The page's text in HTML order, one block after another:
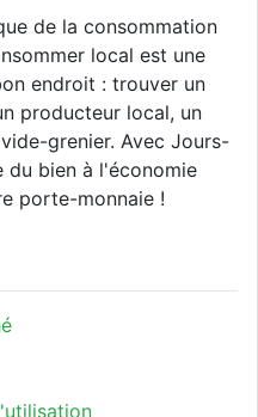
de la consommation
local est une
endroit : trouver un
producteur local, un
grenier. Avec Jours-
du bien à l'économie
porte-monnaie !